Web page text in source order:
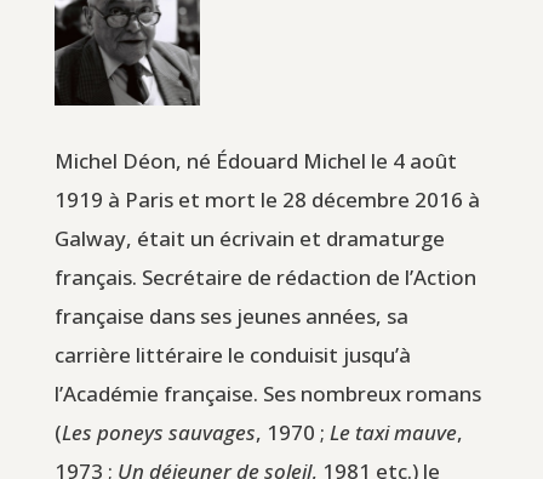
Michel Déon, né Édouard Michel le 4 août
1919 à Paris et mort le 28 décembre 2016 à
Galway, était un écrivain et dramaturge
français. Secrétaire de rédaction de l’Action
française dans ses jeunes années, sa
carrière littéraire le conduisit jusqu’à
l’Académie française. Ses nombreux romans
(Les poneys sauvages, 1970 ; Le taxi mauve,
1973 ; Un déjeuner de soleil, 1981 etc.) le